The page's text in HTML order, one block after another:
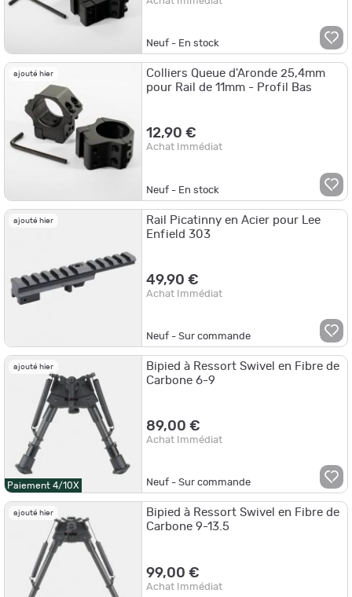
Neuf - En stock
ajouté hier
Colliers Queue d'Aronde 25,4mm
pour Rail de 11mm - Profil Bas
12,90 €
Achat Immédiat
Neuf - En stock
ajouté hier
Rail Picatinny en Acier pour Lee
Enfield 303
49,90 €
Achat Immédiat
Neuf - Sur commande
ajouté hier
Paiement 4/10X
Bipied à Ressort Swivel en Fibre de
Carbone 6-9
89,00 €
Achat Immédiat
Neuf - Sur commande
ajouté hier
Bipied à Ressort Swivel en Fibre de
Carbone 9-13.5
99,00 €
Achat Immédiat